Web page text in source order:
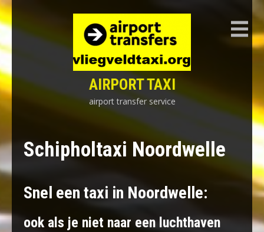
Skip
to
content
AIRPORT TAXI
airport transfer service
Schipholtaxi Noordwelle
Snel een taxi in Noordwelle:
ook als je niet naar een luchthaven